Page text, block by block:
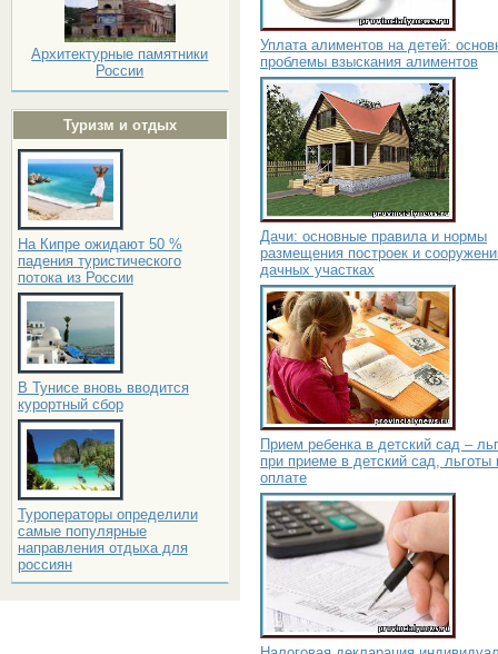
Архитектурные памятники
России
Туризм и отдых
На Кипре ожидают 50 %
падения туристического
потока из России
В Тунисе вновь вводится
курортный сбор
Туроператоры определили
самые популярные
направления отдыха для
россиян
Уплата алиментов на детей:
проблемы взыскания алиментов
Дачи: основные правила и нормы
размещения построек и
дачных участках
Прием ребенка в детский сад –
при приеме в детский сад, льготы
оплате